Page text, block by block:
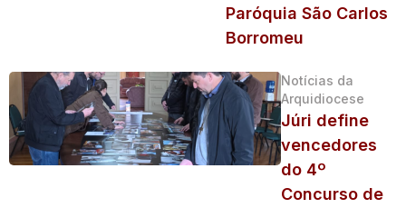
Paróquia São Carlos
Borromeu
Notícias da
Arquidiocese
Júri define
vencedores
do 4º
Concurso de